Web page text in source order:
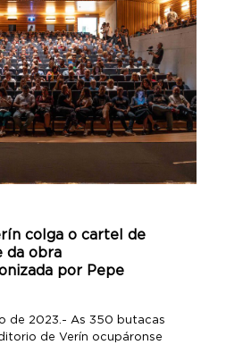
colga o cartel de
da obra
por Pepe
de 2023.- As 350 butacas
de Verín ocupáronse